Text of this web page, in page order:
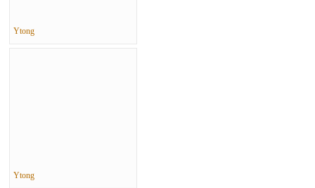
Ytong
Ytong